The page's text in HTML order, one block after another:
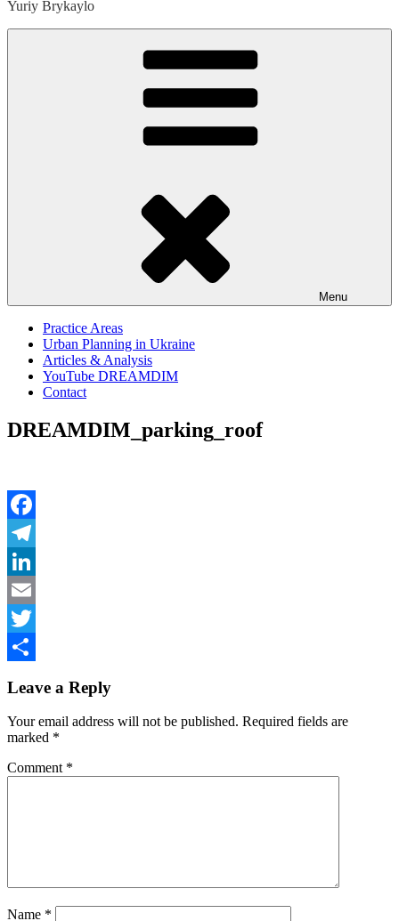
Yuriy Brykaylo
Menu
Practice Areas
Urban Planning in Ukraine
Articles & Analysis
YouTube DREAMDIM
Contact
DREAMDIM_parking_roof
Facebook
Telegram
LinkedIn
Email
Twitter
Leave a Reply
Your email address will not be published. Required fields are
marked *
Comment *
Name *